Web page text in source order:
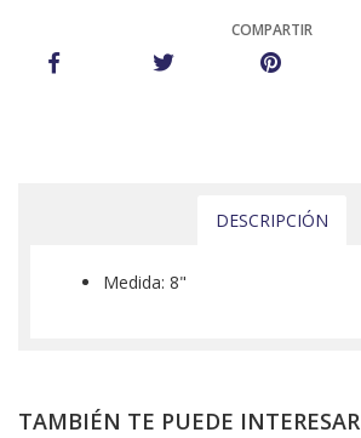
COMPARTIR
DESCRIPCIÓN
Medida: 8"
TAMBIÉN TE PUEDE INTERESAR